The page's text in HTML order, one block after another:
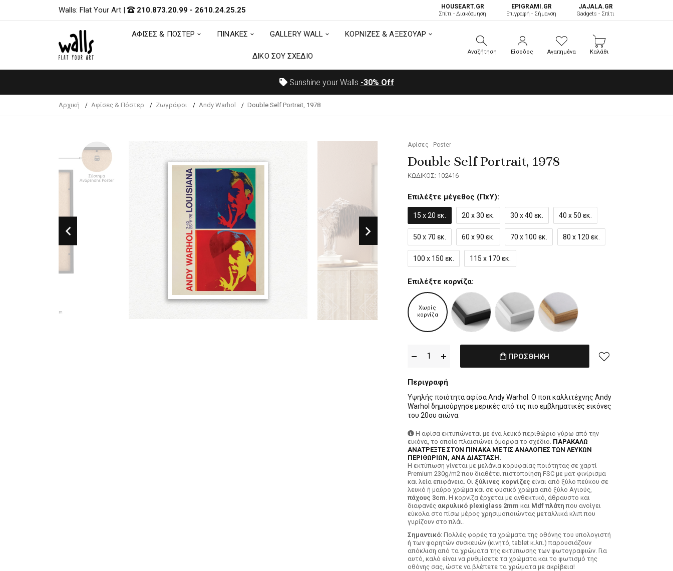
ΑΦΙΣΕΣ & ΠΟΣΤΕΡ ΠΙΝΑΚΕΣ
ΔΙΚΟ ΣΟΥ ΣΧΕΔΙΟ
Walls: Flat Your Art | 210.873.20.99 - 2610.24.25.25 HOUSEART.GR
Σπίτι - Διακόσμηση
ΕPIGRAMI.GR
Επιγραφή - Σήμανση
JAJALA.GR
Gadgets - Σπίτι
ΑΦΙΣΕΣ & ΠΟΣΤΕΡ ΠΙΝΑΚΕΣ GALLERY WALL ΚΟΡΝΙΖΕΣ & ΑΞΕΣΟΥΑΡ
ΔΙΚΟ ΣΟΥ ΣΧΕΔΙΟ Αναζήτηση Είσοδος Αγαπημένα Καλάθι
Sunshine your Walls -30% Off
Αρχική Αφίσες & Πόστερ Ζωγράφοι Andy Warhol Double Self Portrait, 1978
Αφίσες - Poster
Double Self Portrait, 1978
ΚΩΔΙΚΟΣ: 102416
Επιλέξτε μέγεθος (ΠxΥ):
15 x 20 εκ. 20 x 30 εκ. 30 x 40 εκ. 40 x 50 εκ.
50 x 70 εκ. 60 x 90 εκ. 70 x 100 εκ. 80 x 120 εκ.
100 x 150 εκ. 115 x 170 εκ.
Επιλέξτε κορνίζα:
Χωρίς
κορνίζα
ΠΡΟΣΘΗΚΗ
Περιγραφή
Yψηλής ποιότητα αφίσα Andy Warhol. Ο ποπ καλλιτέχνης Andy
Warhol δημιούργησε μερικές από τις πιο εμβληματικές εικόνες
του 20ου αιώνα.
Η αφίσα εκτυπώνεται με ένα λευκό περιθώριο γύρω από την
εικόνα, το οποίο πλαισιώνει όμορφα το σχέδιο. ΠΑΡΑΚΑΛΩ
ΑΝΑΤΡΕΞΤΕ ΣΤΟΝ ΠΙΝΑΚΑ ΜΕ ΤΙΣ ΑΝΑΛΟΓΙΕΣ ΤΩΝ ΛΕΥΚΩΝ
ΠΕΡΙΘΩΡΙΩΝ, ΑΝΑ ΔΙΑΣΤΑΣΗ.
H εκτύπωση γίνεται με μελάνια κορυφαίας ποιότητας σε χαρτί
Premium 230g/m2 που διαθέτει πιστοποίηση FSC με ματ φινίρισμα
και λεία επιφάνεια. Οι ξύλινες κορνίζες είναι από ξύλο πεύκου σε
λευκό ή μαύρο χρώμα και σε φυσικό χρώμα από ξύλο Αγιούς,
πάχους 3cm. Η κορνίζα έρχεται με ανθεκτικό, άθραυστο και
διαφανές ακρυλικό plexiglass 2mm και Mdf πλάτη που ανοίγει
εύκολα στο πίσω μέρος χρησιμοποιώντας μεταλλικά κλιπ που
γυρίζουν στο πλάι.
Σημαντικό: Πολλές φορές τα χρώματα της οθόνης του υπολογιστή
ή των φορητών συσκευών (κινητό, tablet κ.λπ.) παρουσιάζουν
απόκλιση από τα χρώματα της εκτύπωσης των φωτογραφιών. Για
αυτό, καλό είναι να ρυθμίσετε τα χρώματα και το φωτισμό της
οθόνης σας, ώστε να βλέπετε τα χρώματα με ακρίβεια!